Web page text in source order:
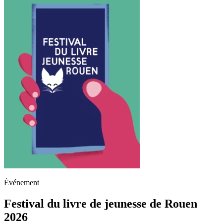
Événement
Festival du livre de jeunesse de Rouen
2026